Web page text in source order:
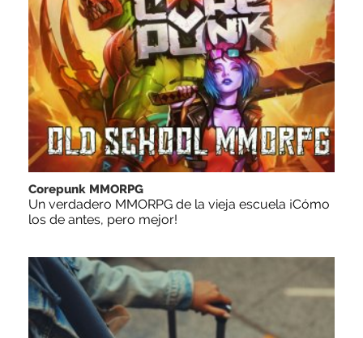
Corepunk MMORPG
Un verdadero MMORPG de la vieja escuela ¡Cómo
los de antes, pero mejor!